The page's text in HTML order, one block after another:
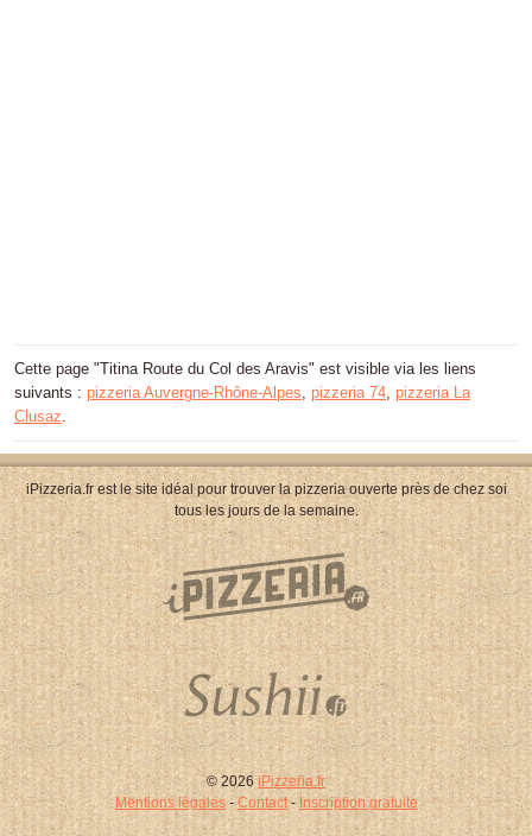
Cette page "Titina Route du Col des Aravis" est visible via les liens
suivants : pizzeria Auvergne-Rhône-Alpes, pizzeria 74, pizzeria La
Clusaz.
iPizzeria.fr est le site idéal pour trouver la pizzeria ouverte près de chez soi
tous les jours de la semaine.
© 2026 iPizzeria.fr
Mentions légales-Contact-Inscription gratuite